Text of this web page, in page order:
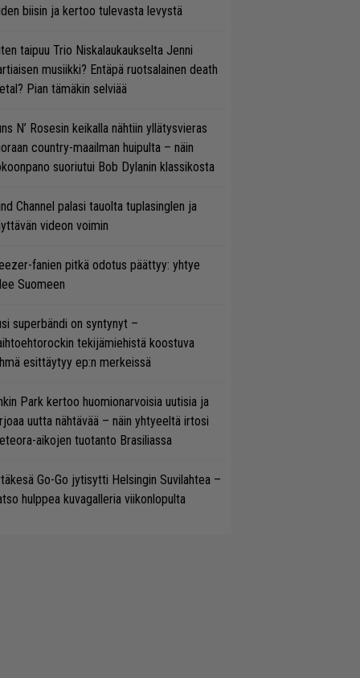
biisin ja kertoo tulevasta levystä
taipuu Trio Niskalaukaukselta Jenni
musiikki? Entäpä ruotsalainen death
Pian tämäkin selviää
N’ Rosesin keikalla nähtiin yllätysvieras
country-maailman huipulta – näin
suoriutui Bob Dylanin klassikosta
Channel palasi tauolta tuplasinglen ja
videon voimin
fanien pitkä odotus päättyy: yhtye
Suomeen
superbändi on syntynyt –
tekijämiehistä koostuva
esittäytyy ep:n merkeissä
Park kertoo huomionarvoisia uutisia ja
uutta nähtävää – näin yhtyeeltä irtosi
aikojen tuotanto Brasiliassa
Go-Go jytisytti Helsingin Suvilahtea –
hulppea kuvagalleria viikonlopulta